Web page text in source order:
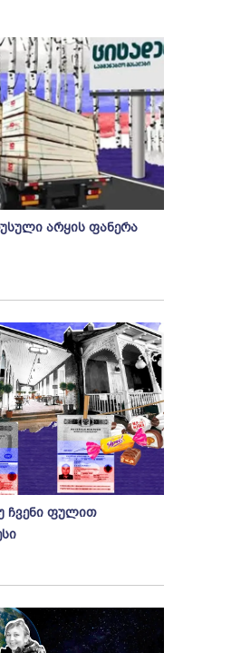
არყის ფანერა
ჩვენი ფულით